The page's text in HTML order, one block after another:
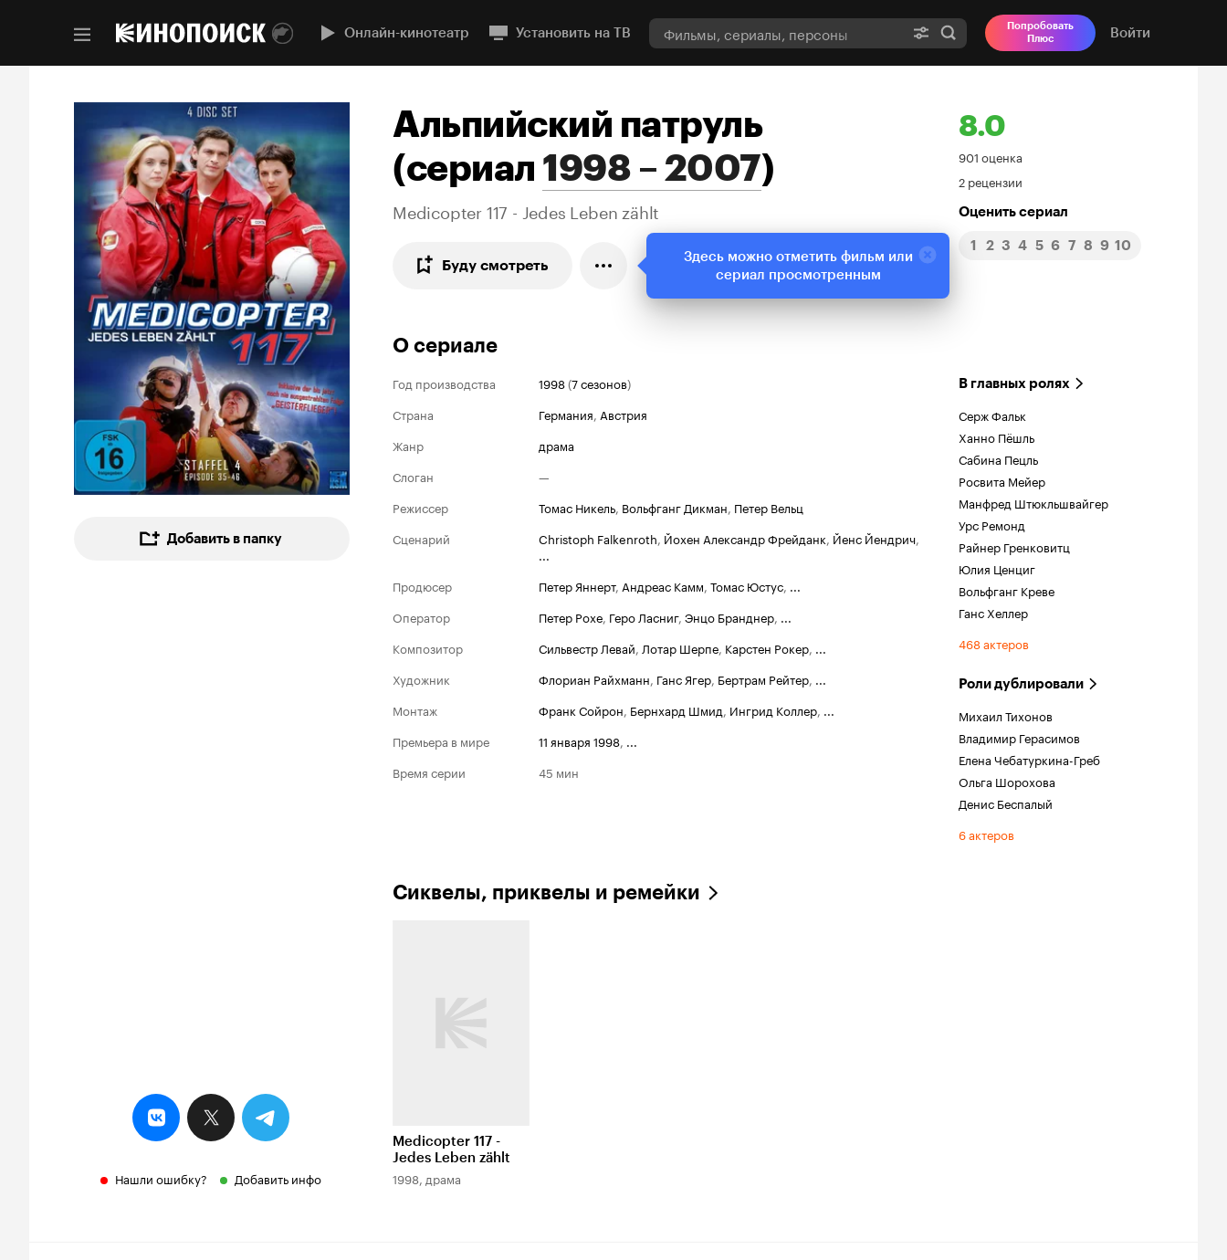
Онлайн-кинотеатр Установить на ТВ
Попробовать
Плюс
Войти
Добавить в папку
Нашли ошибку? Добавить инфо
Альпийский патруль
(сериал 1998 – 2007)
Medicopter 117 - Jedes Leben zählt
Буду смотреть
8.0
Рейтинг
Кинопоиска
8.0
901 оценка
2 рецензии
Оценить сериал
1 2 3 4 5 6 7 8 9 10
О сериале
Год производства 1998(7 сезонов)
Страна
Германия, Австрия
Жанр
драма
Слоган
—
Режиссер
Томас Никель, Вольфганг Дикман, Петер Вельц
Сценарий
Christoph Falkenroth, Йохен Александр Фрейданк, Йенс Йендрич,
...
Продюсер
Петер Яннерт, Андреас Камм, Томас Юстус, ...
Оператор
Петер Рохе, Геро Ласниг, Энцо Бранднер, ...
Композитор
Сильвестр Левай, Лотар Шерпе, Карстен Рокер, ...
Художник
Флориан Райхманн, Ганс Ягер, Бертрам Рейтер, ...
Монтаж
Франк Сойрон, Бернхард Шмид, Ингрид Коллер, ...
Премьера в мире
11 января 1998, ...
Время серии
45 мин
В главных ролях
Серж Фальк
Ханно Пёшль
Сабина Пецль
Росвита Мейер
Манфред Штюкльшвайгер
Урс Ремонд
Райнер Гренковитц
Юлия Ценциг
Вольфганг Креве
Ганс Хеллер
468 актеров
Роли дублировали
Михаил Тихонов
Владимир Герасимов
Елена Чебатуркина-Греб
Ольга Шорохова
Денис Беспалый
6 актеров
Сиквелы, приквелы и ремейки
Medicopter 117 -
Jedes Leben zählt
1998, драма
Здесь можно отметить фильм или
сериал просмотренным